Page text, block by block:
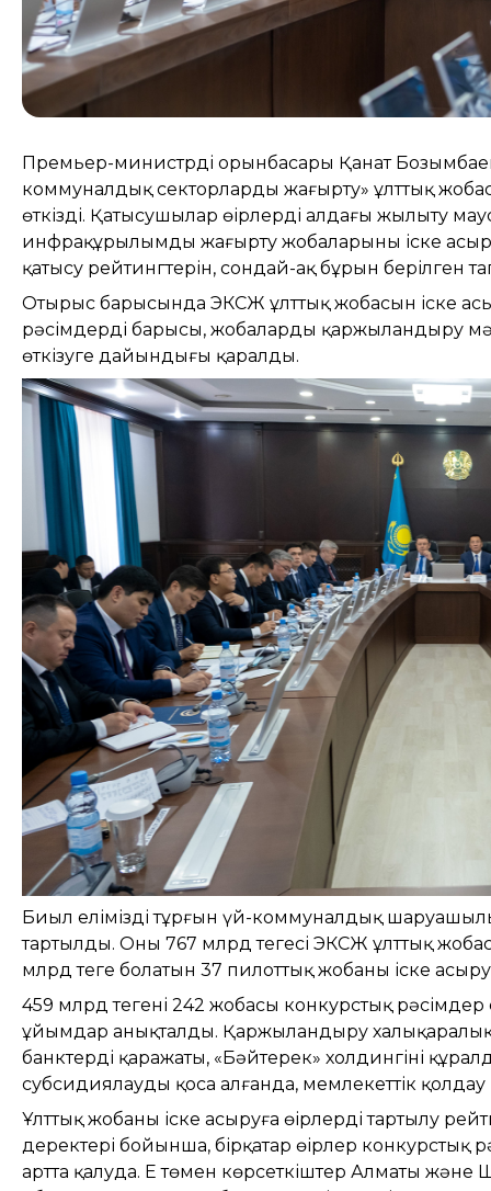
Премьер-министрдің орынбасары Қанат
коммуналдық секторларды жаңғырту» ұлттық
өткізді. Қатысушылар өңірлердің алдағы
инфрақұрылымды жаңғырту жобаларының іске
қатысу рейтингтерін, сондай-ақ бұрын берілген
Отырыс барысында ЭКСЖ ұлттық жобасын іске
рәсімдердің барысы, жобаларды қаржыландыру
өткізуге дайындығы қаралды.
Биыл еліміздің тұрғын үй-коммуналдық
тартылды. Оның 767 млрд теңгесі ЭКСЖ ұлттық
млрд теңге болатын 37 пилоттық жобаны іске
459 млрд теңгенің 242 жобасы конкурстық
ұйымдар анықталды. Қаржыландыру халықаралық
банктердің қаражаты, «Бәйтерек» холдингінің
субсидиялауды қоса алғанда, мемлекеттік
Ұлттық жобаны іске асыруға өңірлердің тартылу
деректері бойынша, бірқатар өңірлер
артта қалуда. Ең төмен көрсеткіштер Алматы